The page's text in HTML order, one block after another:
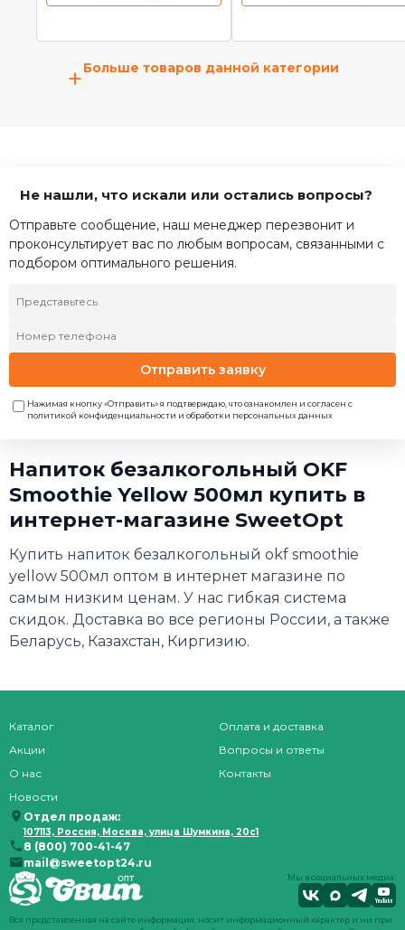
+Больше товаров данной категории
Не нашли, что искали или остались вопросы?
Отправьте сообщение, наш менеджер перезвонит и
проконсультирует вас по любым вопросам, связанными с
подбором оптимального решения.
Отправить заявку
Нажимая кнопку «Отправить» я подтверждаю, что ознакомлен и согласен с
политикой конфиденциальности и обработки персональных данных
Напиток безалкогольный OKF
Smoothie Yellow 500мл купить в
интернет-магазине SweetOpt
Купить напиток безалкогольный okf smoothie
yellow 500мл оптом в интернет магазине по
самым низким ценам. У нас гибкая система
скидок. Доставка во все регионы России, а также
Беларусь, Казахстан, Киргизию.
Каталог
Акции
О нас
Новости
Оплата и доставка
Вопросы и ответы
Контакты
Отдел продаж:
107113, Россия, Москва, улица Шумкина, 20с1
8 (800) 700-41-47
mail@sweetopt24.ru
Мы в социальных медиа:
Вся представленная на сайте информация, носит информационный характер и ни при